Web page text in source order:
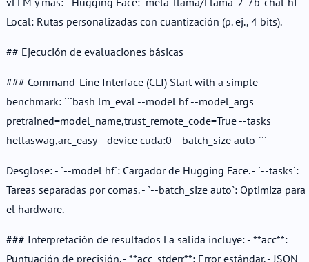
Local: Rutas personalizadas con cuantización (p. ej., 4 bits).
## Ejecución de evaluaciones básicas
### Command-Line Interface (CLI) Start with a simple
benchmark: ```bash lm_eval --model hf --model_args
pretrained=model_name,trust_remote_code=True --tasks
hellaswag,arc_easy --device cuda:0 --batch_size auto ```
Desglose: - `--model hf`: Cargador de Hugging Face. - `--tasks`:
Tareas separadas por comas. - `--batch_size auto`: Optimiza para
el hardware.
### Interpretación de resultados La salida incluye: - **acc**:
Puntuación de precisión. - **acc_stderr**: Error estándar. - JSON